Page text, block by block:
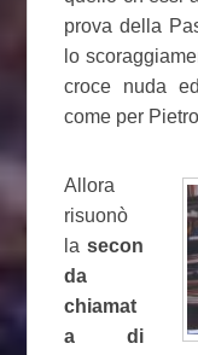
prova della
lo
croce nuda
come per
Allora
risuonò
la secon
da
chiamat
a di